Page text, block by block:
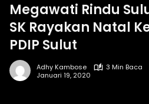
Megawati Rindu
SK Rayakan Natal
PDIP Sulut
Adhy Kambose
3 Min Baca
Januari 19, 2020